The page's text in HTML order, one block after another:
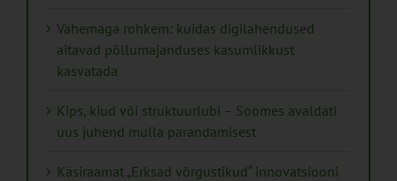
Vähemaga rohkem: kuidas digilahendused
aitavad põllumajanduses kasumlikkust
kasvatada
Kips, kiud või struktuurlubi – Soomes avaldati
uus juhend mulla parandamisest
Käsiraamat „Erksad võrgustikud“ innovatsiooni